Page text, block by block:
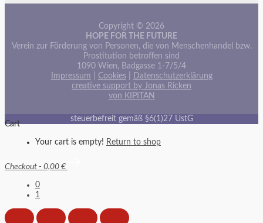
Copyright © 2026
HOPE FOR THE FUTURE
Verein zur Förderung von Personen, die von Menschenhandel bzw.
Prostitution betroffen sind
1090 Wien, Badgasse 1-7/5/4
Impressum
Cookies|
Datenschutzerklärung
creative support by Jonas Ricken
von KIPITAN
steuerbefreit gemäß §6(1)27 UstG
Cart
Your cart is empty! Return to shop
Checkout - 0,00 €
0
1